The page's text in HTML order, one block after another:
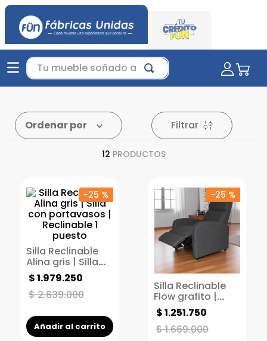
Tu mueble soñado aquí...
Ordenar por Filtrar
12 PRODUCTOS
-25 %
Silla Reclinable
Alina gris | Silla
con portavasos |
Reclinable 1
puesto
$2.639.000
$1.979.250
Añadir al carrito
-25 %
Silla Reclinable
Flow grafito |
Reclinable 1
puesto | Sistema
Push arm
$1.669.000
$1.251.750